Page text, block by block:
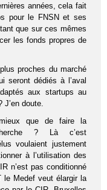
années, cela fait
pour le FNSN et ses
que sur ces mêmes
les fonds propres de
proches du marché
seront dédiés à l’aval
aux startups au
doute.
que de faire la
? Là c’est
voulaient justement
à l’utilisation des
n’est pas conditionné
le Medef veut élargir la